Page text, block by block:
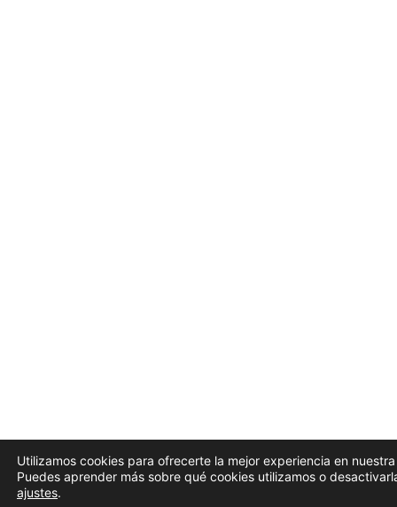
Utilizamos cookies para ofrecerte la mejor experiencia en
Puedes aprender más sobre qué cookies utilizamos o
ajustes.